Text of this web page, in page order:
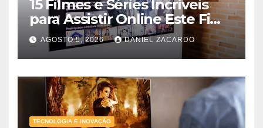
15 Filmes e Séries Incríveis
para Assistir Online Este Fim
de Semana
AGOSTO 5, 2026 DANIEL ZACARDO
TECNOLOGIA E INOVAÇÃO